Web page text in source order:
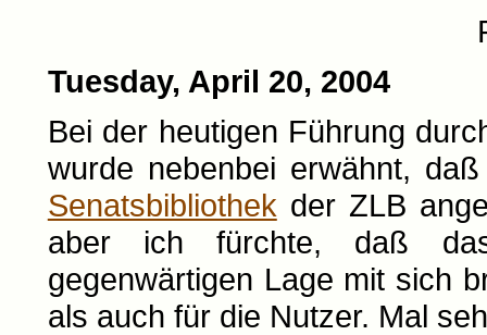
Tuesday, April 20, 2004
Bei der heutigen Führung
wurde nebenbei erwähnt,
Senatsbibliothek der ZLB
aber ich fürchte, daß
gegenwärtigen Lage mit sich
als auch für die Nutzer. Mal